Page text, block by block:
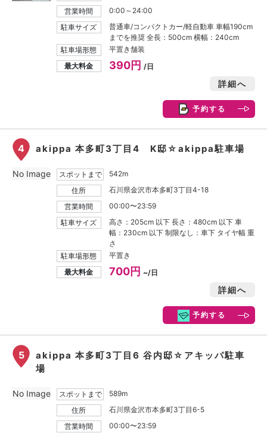
営業時間
0:00～24:00
駐車サイズ
普通車/コンパクトカー/軽自動車 車幅190cm
までを推奨 全長：500cm 横幅：240cm
駐車場形態
平置き舗装
最大料金
390円 /日
詳細へ
予約する
4 akippa 本多町3丁目4 K邸☆akippa駐車場
スポットまで
542m
住所
石川県金沢市本多町3丁目4-18
営業時間
00:00〜23:59
駐車サイズ
高さ：205cm 以下 長さ：480cm 以下 車
幅：230cm 以下 制限なし：車下 タイヤ幅 重
さ
駐車場形態
平置き
最大料金
700円 ~/日
詳細へ
予約する
No Image
5
akippa 本多町3丁目6 谷内邸☆アキッパ駐車
場
スポットまで
589m
住所
石川県金沢市本多町3丁目6-5
営業時間
00:00〜23:59
No Image